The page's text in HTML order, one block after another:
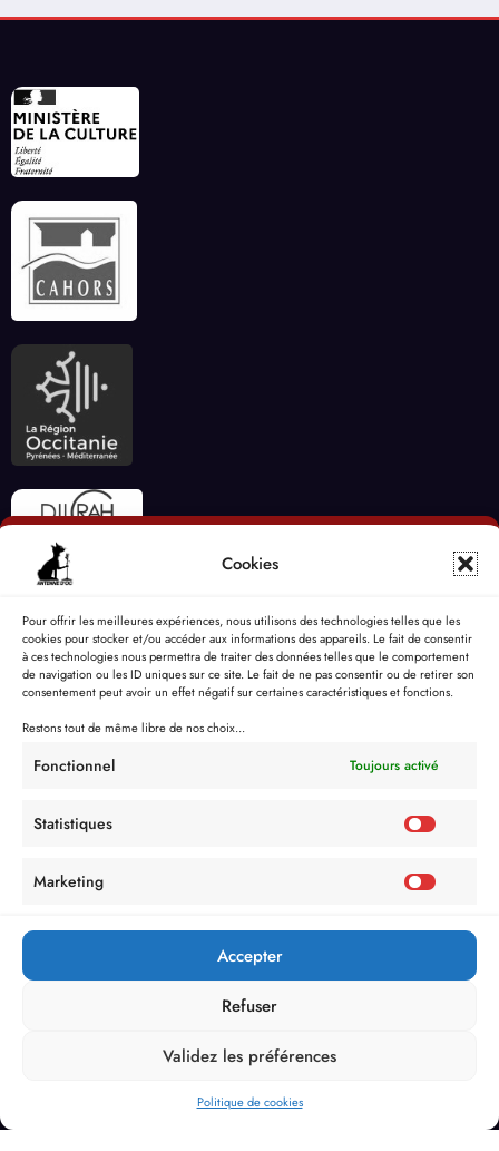
Cookies
Pour offrir les meilleures expériences, nous utilisons des technologies telles que les
cookies pour stocker et/ou accéder aux informations des appareils. Le fait de consentir
à ces technologies nous permettra de traiter des données telles que le comportement
de navigation ou les ID uniques sur ce site. Le fait de ne pas consentir ou de retirer son
consentement peut avoir un effet négatif sur certaines caractéristiques et fonctions.
Restons tout de même libre de nos choix...
Fonctionnel Toujours activé
Statistiques
Marketing
Accepter
Refuser
Validez les préférences
Politique de cookies